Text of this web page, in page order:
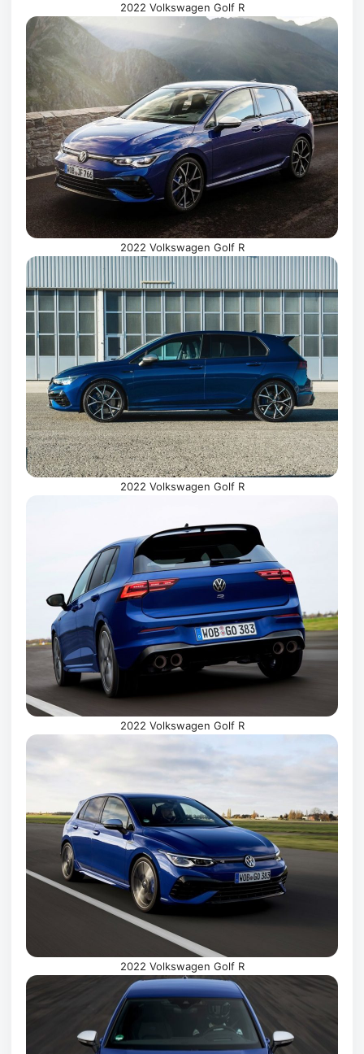
2022 Volkswagen Golf R
2022 Volkswagen Golf R
2022 Volkswagen Golf R
2022 Volkswagen Golf R
2022 Volkswagen Golf R